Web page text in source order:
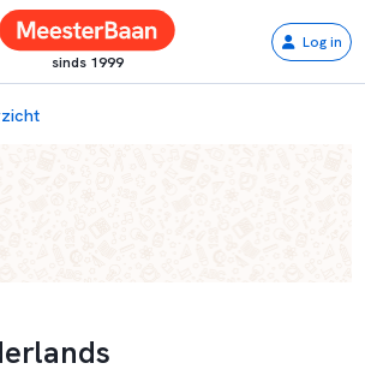
sinds 1999
Log in